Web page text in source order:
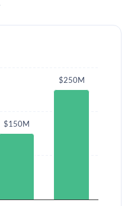
$150M
$250M